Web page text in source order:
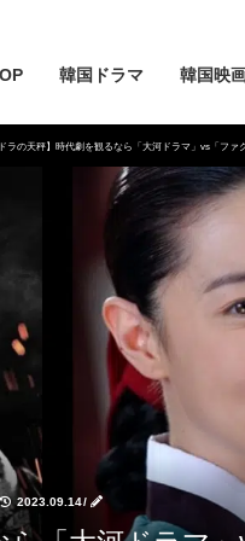
韓国ドラマ 韓国映
ドラの天秤】時代劇を観るなら「大河ドラマ」vs「ファ
2023.09.14/